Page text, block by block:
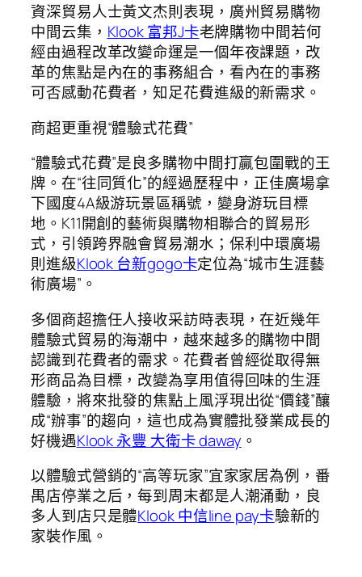
資深貿易人士黃文杰則表現，廣州貿易購物
中間云集， Klook 富邦J卡老牌購物中間若何
經由過程改革改變命運是一個年夜課題，改
革的焦點是內在的事務組合，看內在的事務
可否感動花費者，知足花費進級的新需求。
商超更重視“體驗式花費”
“體驗式花費”是良多購物中間打贏包圍戰的王
牌。在“往同質化”的經過歷程中，正佳廣場拿
下國度4A級游玩景區稱號，變身游玩目標
地。K11開創的藝術與購物相聯合的貿易形
式，引領跨界融會貿易潮水；保利中環廣場
則進級Klook 台新gogo卡定位為“城市生涯藝
術廣場”。
多個商超擔任人接收采訪時表現，在近幾年
體驗式貿易的海潮中，越來越多的購物中間
認識到花費者的需求。花費者曾經從取得無
形商品為目標，改變為享用值得回味的生涯
體驗，將來批發的焦點上風浮現出從“價錢”釀
成“辦事”的趨向，這也成為實體批發業成長的
好機遇Klook 永豐 大衛卡 daway 。
以體驗式營銷的“高等玩家”宜家家居為例，番
禺店停業之后，每到周末都是人潮涌動，良
多人到店只是體Klook 中信line pay卡驗新的
家裝作風。